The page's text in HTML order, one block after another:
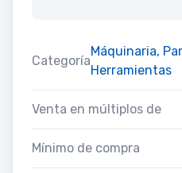
Categoría
Máquinaria,
Herramientas
Venta en múltiplos de
Mínimo de compra